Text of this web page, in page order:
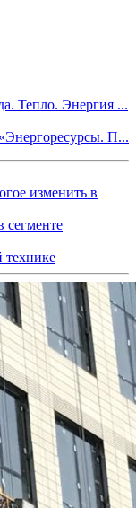
Тепло. Энергия ...
П...
изменить в
сегменте
технике